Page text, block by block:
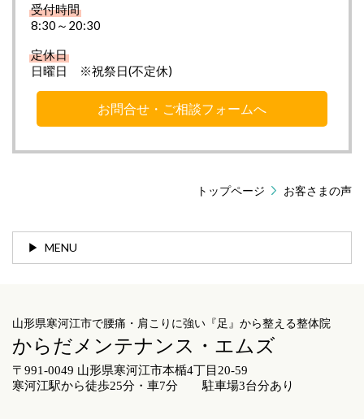
受付時間
8:30～20:30
定休日
日曜日 ※祝祭日(不定休)
お問合せ・ご相談フォームへ
トップページ お客さまの声
MENU
山形県寒河江市で腰痛・肩こりに強い『足』から整える整体院
からだメンテナンス・エムズ
〒991-0049 山形県寒河江市本楯4丁目20-59
寒河江駅から徒歩25分・車7分 駐車場3台分あり